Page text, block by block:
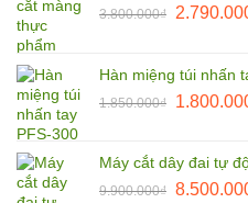
3.800.000₫
Giá
Hàn miệng túi nhấn
1.850.000₫
Giá
Máy cắt dây đai tự
9.900.000₫ Giá